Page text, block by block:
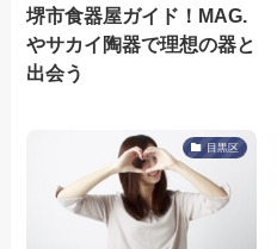
堺市食器屋ガイド！MAG.
やサカイ陶器で理想の器と
出会う
目黒区